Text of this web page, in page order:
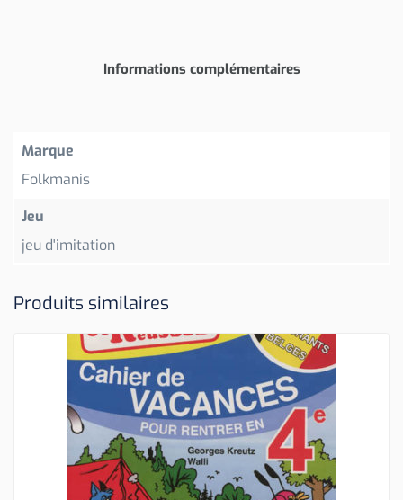
Informations complémentaires
Marque
Folkmanis
Jeu
jeu d'imitation
Produits similaires